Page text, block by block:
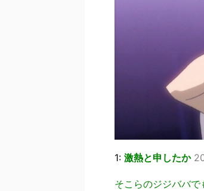
1: 激熱と申したか
そこらのジジババ